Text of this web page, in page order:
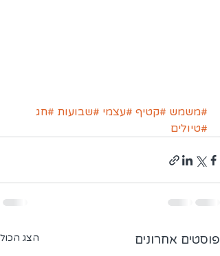
#משמש #קטיף #עצמי #שבועות #חג
#טיולים
פוסטים אחרונים הצג הכול